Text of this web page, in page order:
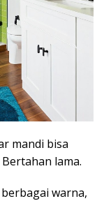
mandi bisa
lama.
warna,